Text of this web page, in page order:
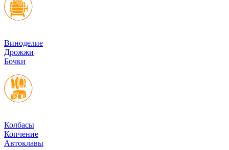
Виноделие
Дрожжи
Бочки
Колбасы
Копчение
Автоклавы